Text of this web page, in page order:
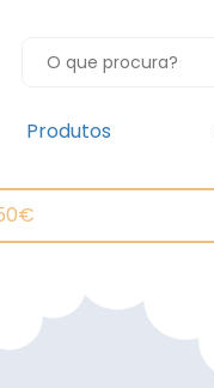
Produtos